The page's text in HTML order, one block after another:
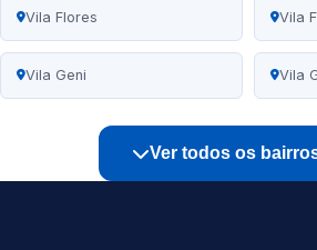
Vila Flores Vila
Vila Geni Vila
Ver todos os